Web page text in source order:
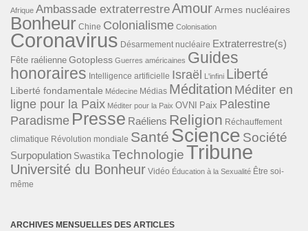
Afrique Ambassade extraterrestreAmourArmes nucléaires
Bonheur Chine Colonialisme Colonisation
Coronavirus Désarmement nucléaire Extraterrestre(s)
Fête raélienne Gotopless Guerres américaines Guides
honoraires Intelligence artificielle Israël L'infini Liberté
Liberté fondamentale Médecine Médias Méditation Méditer en
ligne pour la Paix Méditer pour la Paix OVNI Paix Palestine
Paradisme Presse Raéliens Religion Réchauffement
climatique Révolution mondiale Santé Science Société
Surpopulation Swastika TechnologieTribune
Université du Bonheur Vidéo Éducation à la Sexualité Être soi-
même
ARCHIVES MENSUELLES DES ARTICLES